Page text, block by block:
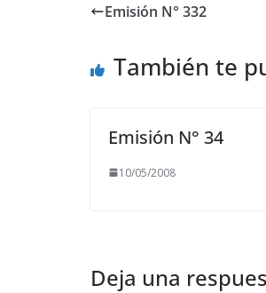
Emisión N° 332
También te
Emisión N° 34
10/05/2008
Deja una